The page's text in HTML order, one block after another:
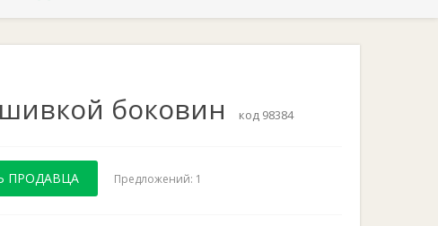
боковин код 98384
ПРОДАВЦА Предложений: 1